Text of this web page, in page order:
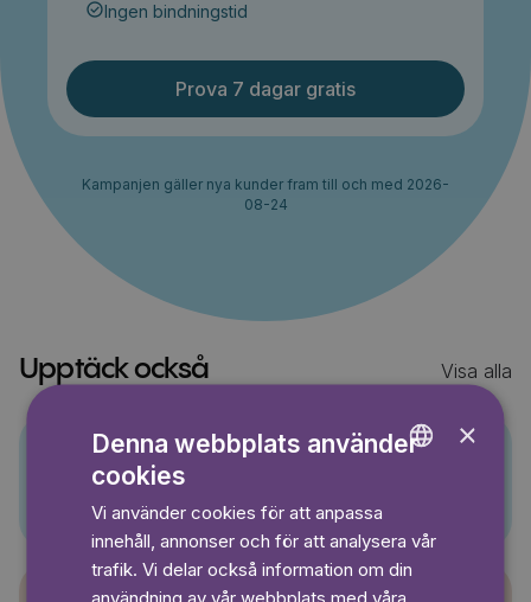
Ingen bindningstid
Prova 7 dagar gratis
Kampanjen gäller nya kunder fram till och med 2026-
08-24
Upptäck också Visa alla
×
Denna webbplats använder
cookies
Vi använder cookies för att anpassa
innehåll, annonser och för att analysera vår
trafik. Vi delar också information om din
användning av vår webbplats med våra